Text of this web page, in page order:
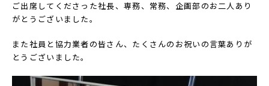
ご出席してくださった社長、専務、常務、企画部のお二人あり
がとうございました。
また社員と協力業者の皆さん、たくさんのお祝いの言葉ありが
とうございました。